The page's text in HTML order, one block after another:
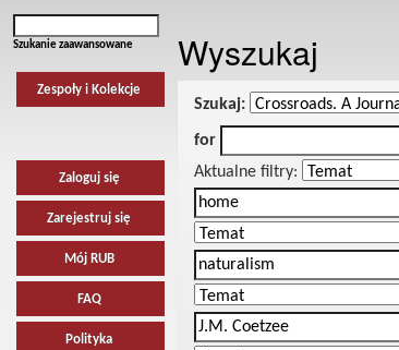
Szukanie zaawansowane
Zespoły i Kolekcje
Zaloguj się
Zarejestruj się
Mój RUB
FAQ
Polityka
Wyszukaj
Szukaj:
for
Aktualne filtry: